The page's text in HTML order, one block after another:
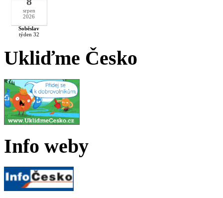
srpen
2026
Soběslav
týden 32
Ukliďme Česko
Info weby